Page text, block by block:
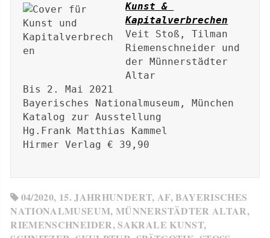
Kunst &
Kapitalverbrechen
Veit Stoß, Tilman
Riemenschneider und
der Münnerstädter
Altar
Bis 2. Mai 2021
Bayerisches Nationalmuseum, München
Katalog zur Ausstellung
Hg.Frank Matthias Kammel
Hirmer Verlag € 39,90
04/2020, 15. JAHRHUNDERT,AF,BAYERISCHES
NATIONALMUSEUM,MÜNNERSTÄDTER ALTAR,
RIEMENSCHNEIDER,SAKRALE KUNST,